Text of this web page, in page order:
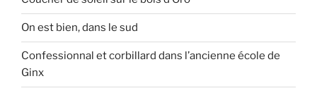
On est bien, dans le sud
Confessionnal et corbillard dans l’ancienne école de
Ginx